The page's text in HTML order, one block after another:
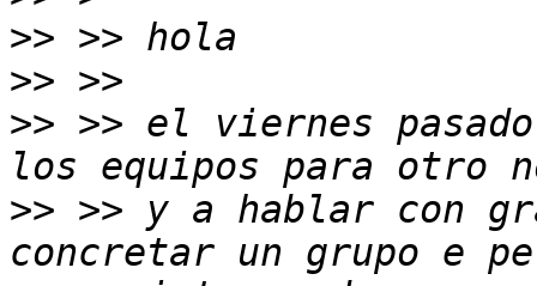
>>
>>
>> >> el viernes
>> >> y a hablar con